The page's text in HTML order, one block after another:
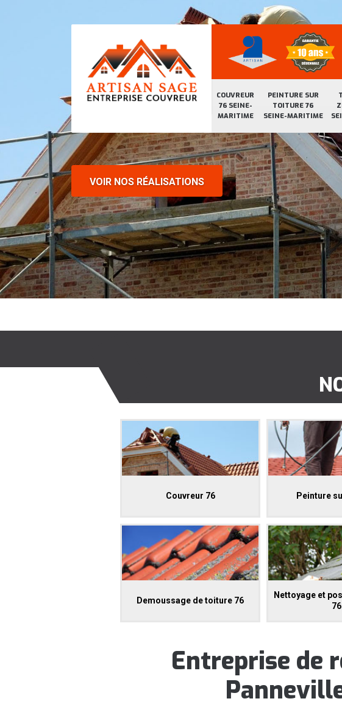
COUVREUR
76 SEINE-
MARITIME
PEINTURE SUR
TOITURE 76
SEINE-MARITIME
VOIR NOS RÉALISATIONS
Couvreur 76 Peinture
Demoussage de toiture 76
Nettoyage et
76
Entreprise de